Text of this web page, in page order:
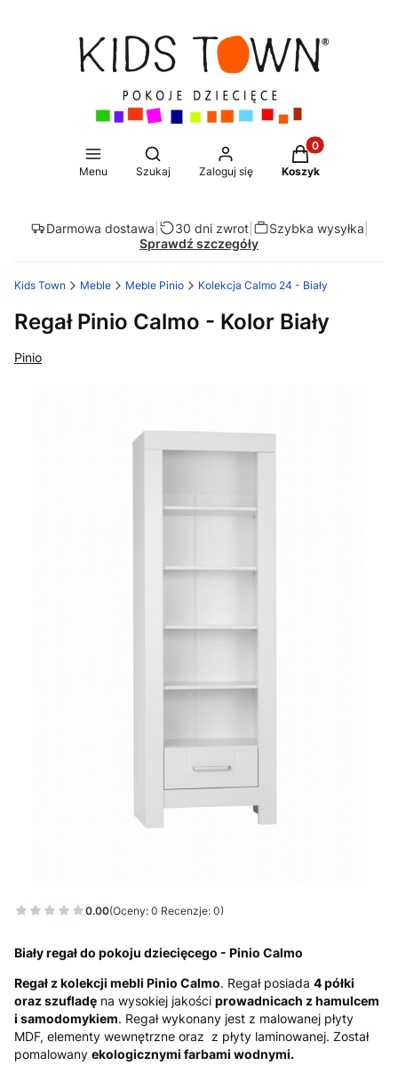
Menu
Otwórz wyszukiwarkę
Szukaj Zaloguj się
Produkty w
Koszyk
Darmowa dostawa 30 dni zwrot| Szybka wysyłka
Sprawdź szczegóły
Kids Town Meble Meble Pinio Kolekcja Calmo 24 - Biały
Regał Pinio Calmo - Kolor Biały
Pinio
0.00(Oceny: 0 Recenzje: 0)
Biały regał do pokoju dziecięcego - Pinio Calmo
Regał z kolekcji mebli Pinio Calmo. Regał posiada 4 półki
oraz szufladę na wysokiej jakości prowadnicach z hamulcem
i samodomykiem. Regał wykonany jest z malowanej płyty
MDF, elementy wewnętrzne oraz z płyty laminowanej. Został
pomalowany ekologicznymi farbami wodnymi.